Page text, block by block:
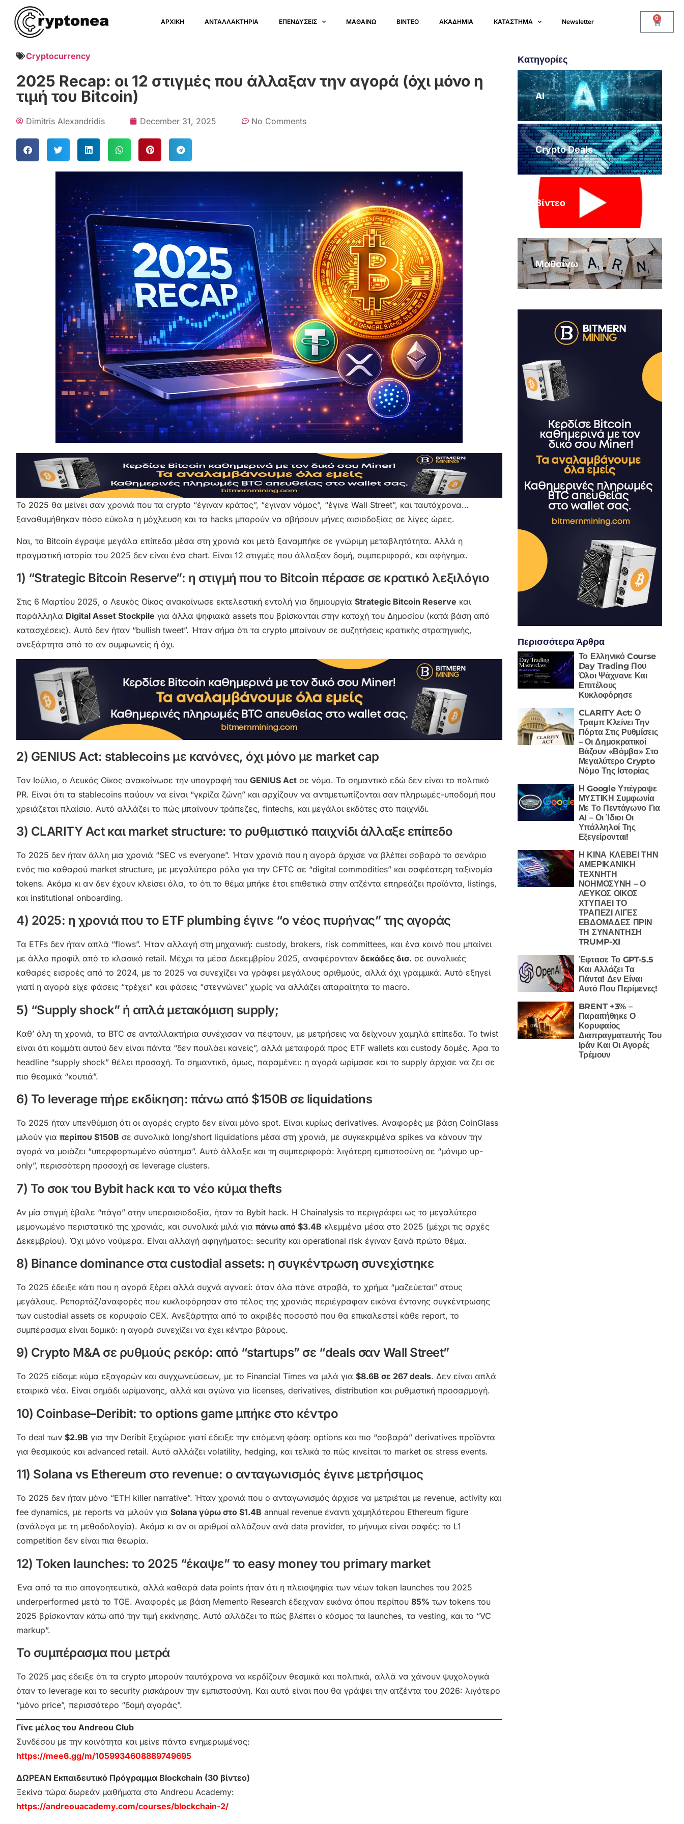
ΑΡΧΙΚΗ ΑΝΤΑΛΛΑΚΤΗΡΙΑ ΕΠΕΝΔΥΣΕΙΣ ΜΑΘΑΙΝΩ ΒΙΝΤΕΟ ΑΚΑΔΗΜΙΑ ΚΑΤΑΣΤΗΜΑ Newsletter 0
Cryptocurrency
2025 Recap: οι 12 στιγμές που άλλαξαν την αγορά (όχι μόνο η
τιμή του Bitcoin)
Dimitris Alexandridis December 31, 2025 No Comments
Το 2025 θα μείνει σαν χρονιά που τα crypto “έγιναν κράτος”, “έγιναν νόμος”, “έγινε Wall Street”, και ταυτόχρονα…
ξαναθυμήθηκαν πόσο εύκολα η μόχλευση και τα hacks μπορούν να σβήσουν μήνες αισιοδοξίας σε λίγες ώρες.
Ναι, το Bitcoin έγραψε μεγάλα επίπεδα μέσα στη χρονιά και μετά ξαναμπήκε σε γνώριμη μεταβλητότητα. Αλλά η
πραγματική ιστορία του 2025 δεν είναι ένα chart. Είναι 12 στιγμές που άλλαξαν δομή, συμπεριφορά, και αφήγημα.
1) “Strategic Bitcoin Reserve”: η στιγμή που το Bitcoin πέρασε σε κρατικό λεξιλόγιο
Στις 6 Μαρτίου 2025, ο Λευκός Οίκος ανακοίνωσε εκτελεστική εντολή για δημιουργία Strategic Bitcoin Reserve και
παράλληλα Digital Asset Stockpile για άλλα ψηφιακά assets που βρίσκονται στην κατοχή του Δημοσίου (κατά βάση από
κατασχέσεις). Αυτό δεν ήταν “bullish tweet”. Ήταν σήμα ότι τα crypto μπαίνουν σε συζητήσεις κρατικής στρατηγικής,
ανεξάρτητα από το αν συμφωνείς ή όχι.
2) GENIUS Act: stablecoins με κανόνες, όχι μόνο με market cap
Τον Ιούλιο, ο Λευκός Οίκος ανακοίνωσε την υπογραφή του GENIUS Act σε νόμο. Το σημαντικό εδώ δεν είναι το πολιτικό
PR. Είναι ότι τα stablecoins παύουν να είναι “γκρίζα ζώνη” και αρχίζουν να αντιμετωπίζονται σαν πληρωμές-υποδομή που
χρειάζεται πλαίσιο. Αυτό αλλάζει το πώς μπαίνουν τράπεζες, fintechs, και μεγάλοι εκδότες στο παιχνίδι.
3) CLARITY Act και market structure: το ρυθμιστικό παιχνίδι άλλαξε επίπεδο
Το 2025 δεν ήταν άλλη μια χρονιά “SEC vs everyone”. Ήταν χρονιά που η αγορά άρχισε να βλέπει σοβαρά το σενάριο
ενός πιο καθαρού market structure, με μεγαλύτερο ρόλο για την CFTC σε “digital commodities” και σαφέστερη ταξινομία
tokens. Ακόμα κι αν δεν έχουν κλείσει όλα, το ότι το θέμα μπήκε έτσι επιθετικά στην ατζέντα επηρεάζει προϊόντα, listings,
και institutional onboarding.
4) 2025: η χρονιά που το ETF plumbing έγινε “ο νέος πυρήνας” της αγοράς
Τα ETFs δεν ήταν απλά “flows”. Ήταν αλλαγή στη μηχανική: custody, brokers, risk committees, και ένα κοινό που μπαίνει
με άλλο προφίλ από το κλασικό retail. Μέχρι τα μέσα Δεκεμβρίου 2025, αναφέρονταν δεκάδες δισ. σε συνολικές
καθαρές εισροές από το 2024, με το 2025 να συνεχίζει να γράφει μεγάλους αριθμούς, αλλά όχι γραμμικά. Αυτό εξηγεί
γιατί η αγορά είχε φάσεις “τρέχει” και φάσεις “στεγνώνει” χωρίς να αλλάζει απαραίτητα το macro.
5) “Supply shock” ή απλά μετακόμιση supply;
Καθ’ όλη τη χρονιά, τα BTC σε ανταλλακτήρια συνέχισαν να πέφτουν, με μετρήσεις να δείχνουν χαμηλά επίπεδα. Το twist
είναι ότι κομμάτι αυτού δεν είναι πάντα “δεν πουλάει κανείς”, αλλά μεταφορά προς ETF wallets και custody δομές. Άρα το
headline “supply shock” θέλει προσοχή. Το σημαντικό, όμως, παραμένει: η αγορά ωρίμασε και το supply άρχισε να ζει σε
πιο θεσμικά “κουτιά”.
6) Το leverage πήρε εκδίκηση: πάνω από $150B σε liquidations
Το 2025 ήταν υπενθύμιση ότι οι αγορές crypto δεν είναι μόνο spot. Είναι κυρίως derivatives. Αναφορές με βάση CoinGlass
μιλούν για περίπου $150B σε συνολικά long/short liquidations μέσα στη χρονιά, με συγκεκριμένα spikes να κάνουν την
αγορά να μοιάζει “υπερφορτωμένο σύστημα”. Αυτό άλλαξε και τη συμπεριφορά: λιγότερη εμπιστοσύνη σε “μόνιμο up-
only”, περισσότερη προσοχή σε leverage clusters.
7) Το σοκ του Bybit hack και το νέο κύμα thefts
Αν μία στιγμή έβαλε “πάγο” στην υπεραισιοδοξία, ήταν το Bybit hack. Η Chainalysis το περιγράφει ως το μεγαλύτερο
μεμονωμένο περιστατικό της χρονιάς, και συνολικά μιλά για πάνω από $3.4B κλεμμένα μέσα στο 2025 (μέχρι τις αρχές
Δεκεμβρίου). Όχι μόνο νούμερα. Είναι αλλαγή αφηγήματος: security και operational risk έγιναν ξανά πρώτο θέμα.
8) Binance dominance στα custodial assets: η συγκέντρωση συνεχίστηκε
Το 2025 έδειξε κάτι που η αγορά ξέρει αλλά συχνά αγνοεί: όταν όλα πάνε στραβά, το χρήμα “μαζεύεται” στους
μεγάλους. Ρεπορτάζ/αναφορές που κυκλοφόρησαν στο τέλος της χρονιάς περιέγραφαν εικόνα έντονης συγκέντρωσης
των custodial assets σε κορυφαίο CEX. Ανεξάρτητα από το ακριβές ποσοστό που θα επικαλεστεί κάθε report, το
συμπέρασμα είναι δομικό: η αγορά συνεχίζει να έχει κέντρο βάρους.
9) Crypto M&A σε ρυθμούς ρεκόρ: από “startups” σε “deals σαν Wall Street”
Το 2025 είδαμε κύμα εξαγορών και συγχωνεύσεων, με το Financial Times να μιλά για $8.6B σε 267 deals. Δεν είναι απλά
εταιρικά νέα. Είναι σημάδι ωρίμανσης, αλλά και αγώνα για licenses, derivatives, distribution και ρυθμιστική προσαρμογή.
10) Coinbase–Deribit: το options game μπήκε στο κέντρο
Το deal των $2.9B για την Deribit ξεχώρισε γιατί έδειξε την επόμενη φάση: options και πιο “σοβαρά” derivatives προϊόντα
για θεσμικούς και advanced retail. Αυτό αλλάζει volatility, hedging, και τελικά το πώς κινείται το market σε stress events.
11) Solana vs Ethereum στο revenue: ο ανταγωνισμός έγινε μετρήσιμος
Το 2025 δεν ήταν μόνο “ETH killer narrative”. Ήταν χρονιά που ο ανταγωνισμός άρχισε να μετριέται με revenue, activity και
fee dynamics, με reports να μιλούν για Solana γύρω στο $1.4B annual revenue έναντι χαμηλότερου Ethereum figure
(ανάλογα με τη μεθοδολογία). Ακόμα κι αν οι αριθμοί αλλάζουν ανά data provider, το μήνυμα είναι σαφές: το L1
competition δεν είναι πια θεωρία.
12) Token launches: το 2025 “έκαψε” το easy money του primary market
Ένα από τα πιο απογοητευτικά, αλλά καθαρά data points ήταν ότι η πλειοψηφία των νέων token launches του 2025
underperformed μετά το TGE. Αναφορές με βάση Memento Research έδειχναν εικόνα όπου περίπου 85% των tokens του
2025 βρίσκονταν κάτω από την τιμή εκκίνησης. Αυτό αλλάζει το πώς βλέπει ο κόσμος τα launches, τα vesting, και το “VC
markup”.
Το συμπέρασμα που μετρά
Το 2025 μας έδειξε ότι τα crypto μπορούν ταυτόχρονα να κερδίζουν θεσμικά και πολιτικά, αλλά να χάνουν ψυχολογικά
όταν το leverage και το security ρισκάρουν την εμπιστοσύνη. Και αυτό είναι που θα γράψει την ατζέντα του 2026: λιγότερο
“μόνο price”, περισσότερο “δομή αγοράς”.
Γίνε μέλος του Andreou Club
Συνδέσου με την κοινότητα και μείνε πάντα ενημερωμένος:
https://mee6.gg/m/1059934608889749695
ΔΩΡΕΑΝ Εκπαιδευτικό Πρόγραμμα Blockchain (30 βίντεο)
Ξεκίνα τώρα δωρεάν μαθήματα στο Andreou Academy:
https://andreouacademy.com/courses/blockchain-2/
Κατηγορίες
AI
Crypto Deals
Βίντεο
Μαθαίνω
Περισσότερα Άρθρα
Το Ελληνικό Course
Day Trading Που
Όλοι Ψάχνανε Και
Επιτέλους
Κυκλοφόρησε
CLARITY Act: Ο
Τραμπ Κλείνει Την
Πόρτα Στις Ρυθμίσεις
– Οι Δημοκρατικοί
Βάζουν «Βόμβα» Στο
Μεγαλύτερο Crypto
Νόμο Της Ιστορίας
Η Google Υπέγραψε
ΜΥΣΤΙΚΗ Συμφωνία
Με Το Πεντάγωνο Για
AI – Οι Ίδιοι Οι
Υπάλληλοί Της
Εξεγείρονται!
Η ΚΙΝΑ ΚΛΕΒΕΙ ΤΗΝ
ΑΜΕΡΙΚΑΝΙΚΗ
ΤΕΧΝΗΤΗ
ΝΟΗΜΟΣΥΝΗ – Ο
ΛΕΥΚΟΣ ΟΙΚΟΣ
ΧΤΥΠΑΕΙ ΤΟ
ΤΡΑΠΕΖΙ ΛΙΓΕΣ
ΕΒΔΟΜΑΔΕΣ ΠΡΙΝ
ΤΗ ΣΥΝΑΝΤΗΣΗ
TRUMP-XI
Έφτασε Το GPT-5.5
Και Αλλάζει Τα
Πάντα! Δεν Είναι
Αυτό Που Περίμενες!
BRENT +3% –
Παραιτήθηκε Ο
Κορυφαίος
Διαπραγματευτής Του
Ιράν Και Οι Αγορές
Τρέμουν